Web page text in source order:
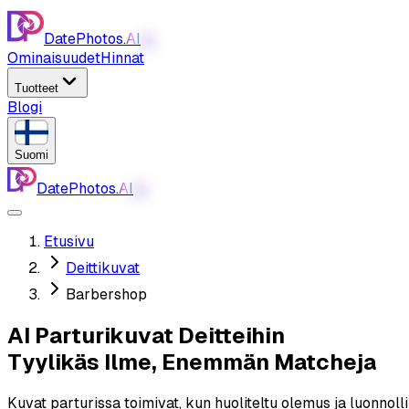
DatePhotos.AI
OminaisuudetHinnat
Tuotteet
Blogi
Suomi
DatePhotos.AI
Etusivu
Deittikuvat
Barbershop
AI Parturikuvat Deitteihin
Tyylikäs Ilme, Enemmän Matcheja
Kuvat parturissa toimivat, kun huoliteltu olemus ja